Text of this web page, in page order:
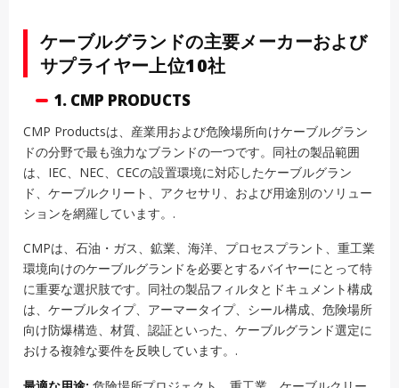
ケーブルグランドの主要メーカーおよび
サプライヤー上位10社
1. CMP PRODUCTS
CMP Productsは、産業用および危険場所向けケーブルグラン
ドの分野で最も強力なブランドの一つです。同社の製品範囲
は、IEC、NEC、CECの設置環境に対応したケーブルグラン
ド、ケーブルクリート、アクセサリ、および用途別のソリュー
ションを網羅しています。.
CMPは、石油・ガス、鉱業、海洋、プロセスプラント、重工業
環境向けのケーブルグランドを必要とするバイヤーにとって特
に重要な選択肢です。同社の製品フィルタとドキュメント構成
は、ケーブルタイプ、アーマータイプ、シール構成、危険場所
向け防爆構造、材質、認証といった、ケーブルグランド選定に
おける複雑な要件を反映しています。.